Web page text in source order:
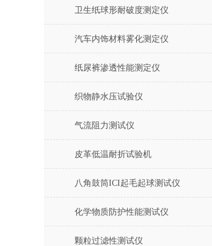
卫生纸球形耐破度测定仪
汽车内饰材料雾化测定仪
纸尿裤渗透性能测定仪
织物静水压试验仪
气流阻力测试仪
皮革低温耐折试验机
八角鼓筒ICI起毛起球测试仪
化学物质防护性能测试仪
颗粒过滤性测试仪